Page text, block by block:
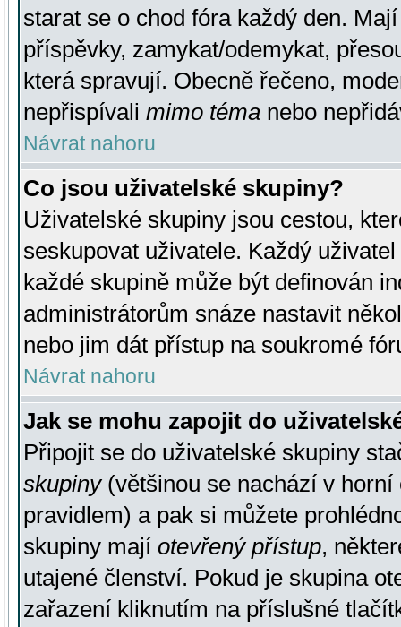
starat se o chod fóra každý den.
příspěvky, zamykat/odemykat,
která spravují. Obecně řečeno,
nepřispívali mimo téma nebo
Návrat nahoru
Co jsou uživatelské skupiny?
Uživatelské skupiny jsou cestou,
seskupovat uživatele. Každý
každé skupině může být definován
administrátorům snáze nastavit
nebo jim dát přístup na soukromé
Návrat nahoru
Jak se mohu zapojit do
Připojit se do uživatelské skupiny
skupiny(většinou se nachází v horní
pravidlem) a pak si můžete
skupiny mají otevřený přístup,
utajené členství. Pokud je skupina
zařazení kliknutím na příslušné